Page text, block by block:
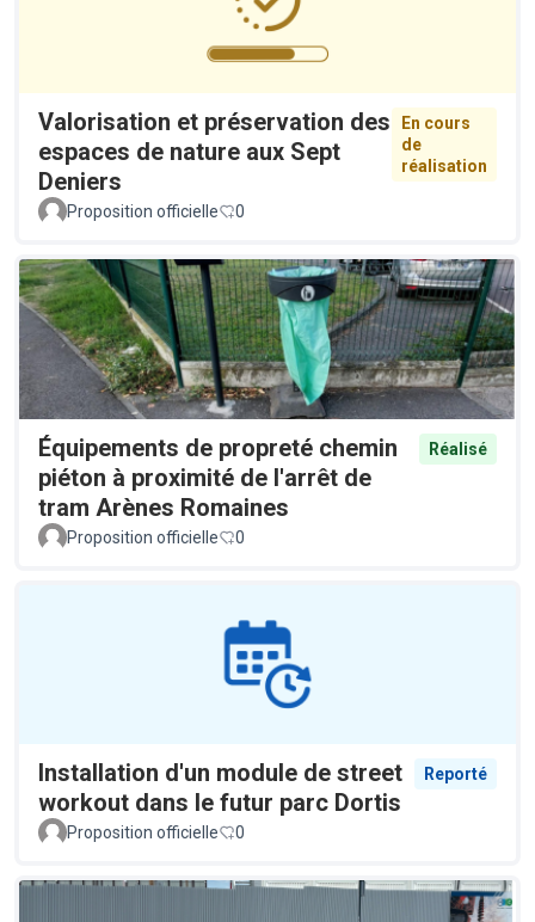
Valorisation et préservation des
espaces de nature aux Sept
Deniers
En cours
de
réalisation
Proposition officielle 0
Équipements de propreté chemin
piéton à proximité de l'arrêt de
tram Arènes Romaines
Réalisé
Proposition officielle 0
Installation d'un module de street
workout dans le futur parc Dortis
Reporté
Proposition officielle 0